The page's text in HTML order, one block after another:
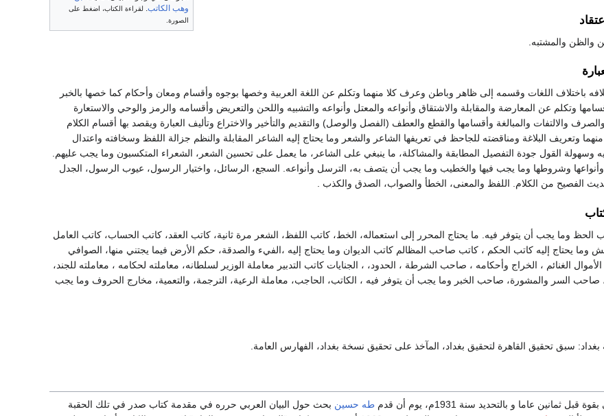
وهب الكاتب
لقراءة الكتاب، اضغط على
الصورة.
والظن والمشتبه.
باختلاف اللغات وقسمه إلى ظاهر وباطن وعرف كلا منهما وتكلم عن اللغة العربية وخصها بوجوه وأقسام ومعان وأحكام كما خصها بالخبر
وتكلم عن المعارضة والمقابلة والاشتقاق وأنواعه والمعتل وأنواعه والتشبيه واللحن والتعريض وأقسامه والرمز والوحي والاستعارة
والالتفات والمبالغة وأقسامها والقطع والعطف (الفصل والوصل) والتقديم والتأخير والاختراع وتأليف العبارة ويقصد بها أقسام الكلام
وتعريف البلاغة ومناقضته للجاحظ في تعريفها الشاعر والشعر وما يحتاج إليه الشاعر المقابلة والنظم جزالة اللفظ وسخافته واعتدال
وسهولة القول جودة التفصيل المطابقة والمشاكلة، ما ينبغي على الشاعر، ما يعمل على تحسين الشعر، الشعراء المتكسبون وما يجب عليهم.
وأنواعها وشروطها وما يجب فيها والخطيب وما يجب أن يتصف به، الترسل وأنواعه. السجع، الرسائل، واختيار الرسول، عيوب الرسول، الجدل
الفصيح من الكلام. اللفظ والمعنى، الخطأ والصواب، الصدق والكذب .
الحظ وما يجب أن يتوفر فيه. ما يحتاج المحرر إلى استعماله، الخط، كاتب اللفظ، الشعر مرة ثانية، كاتب العقد، كاتب الحساب، كاتب العامل
وما يحتاج إليه كاتب الحكم ، كاتب صاحب المظالم كاتب الديوان وما يحتاج إليه ،الفيء والصدقة، حكم الأرض فيما يجتني منها، الصوافي
الغنائم ، الخراج وأحكامه ، صاحب الشرطة ، الحدود، ، الجنايات كاتب التدبير معاملة الوزير لسلطانه، معاملته لحكامه ، معاملته للجند،
صاحب السر والمشورة، صاحب الخبر وما يجب أن يتوفر فيه ، الكاتب، الحاجب، معاملة الرعية، الترجمة، والتعمية، مخارج الحروف وما يجب
سبق تحقيق القاهرة لتحقيق بغداد، المآخذ على تحقيق نسخة بغداد، الفهارس العامة.
ثمانين عاما و بالتحديد سنة 1931م، يوم أن قدم طه حسين بحث حول البيان العربي حرره في مقدمة كتاب صدر في تلك الحقبة